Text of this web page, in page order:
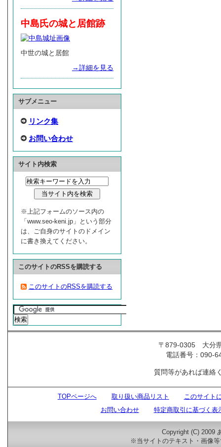
中島氏の城と居館跡
中世の城と居館
→詳細を見る
サブメニュー
リンク集
お問い合わせ
サイト内検索
※上記フォームのソース内の
「www.seo-keni.jp」という部分
は、ご自身のサイトのドメイン
に書き換えてください。
このサイトのRSSを購読する
このサイトのRSSを購読する
〒879-0305 大
電話番号：090-
質問等があれば連絡
TOPページへ 取り扱い商品リスト
このサイト
お問い合わせ
特定商取引に基づく表
Copyright (C) 2009
※当サイトのテキスト・画像